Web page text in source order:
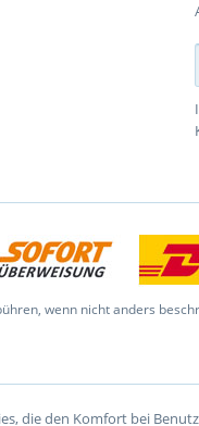
wenn nicht anders
die den Komfort bei